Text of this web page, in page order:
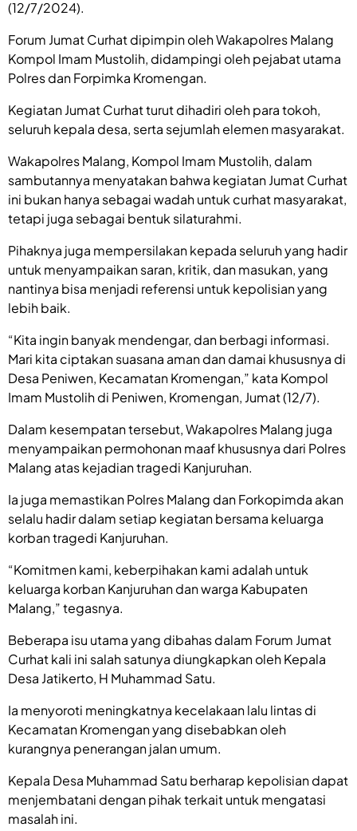
(12/7/2024).
Forum Jumat Curhat dipimpin oleh Wakapolres Malang
Kompol Imam Mustolih, didampingi oleh pejabat utama
Polres dan Forpimka Kromengan.
Kegiatan Jumat Curhat turut dihadiri oleh para tokoh,
seluruh kepala desa, serta sejumlah elemen masyarakat.
Wakapolres Malang, Kompol Imam Mustolih, dalam
sambutannya menyatakan bahwa kegiatan Jumat Curhat
ini bukan hanya sebagai wadah untuk curhat masyarakat,
tetapi juga sebagai bentuk silaturahmi.
Pihaknya juga mempersilakan kepada seluruh yang hadir
untuk menyampaikan saran, kritik, dan masukan, yang
nantinya bisa menjadi referensi untuk kepolisian yang
lebih baik.
“Kita ingin banyak mendengar, dan berbagi informasi.
Mari kita ciptakan suasana aman dan damai khususnya di
Desa Peniwen, Kecamatan Kromengan,” kata Kompol
Imam Mustolih di Peniwen, Kromengan, Jumat (12/7).
Dalam kesempatan tersebut, Wakapolres Malang juga
menyampaikan permohonan maaf khususnya dari Polres
Malang atas kejadian tragedi Kanjuruhan.
Ia juga memastikan Polres Malang dan Forkopimda akan
selalu hadir dalam setiap kegiatan bersama keluarga
korban tragedi Kanjuruhan.
“Komitmen kami, keberpihakan kami adalah untuk
keluarga korban Kanjuruhan dan warga Kabupaten
Malang,” tegasnya.
Beberapa isu utama yang dibahas dalam Forum Jumat
Curhat kali ini salah satunya diungkapkan oleh Kepala
Desa Jatikerto, H Muhammad Satu.
Ia menyoroti meningkatnya kecelakaan lalu lintas di
Kecamatan Kromengan yang disebabkan oleh
kurangnya penerangan jalan umum.
Kepala Desa Muhammad Satu berharap kepolisian dapat
menjembatani dengan pihak terkait untuk mengatasi
masalah ini.